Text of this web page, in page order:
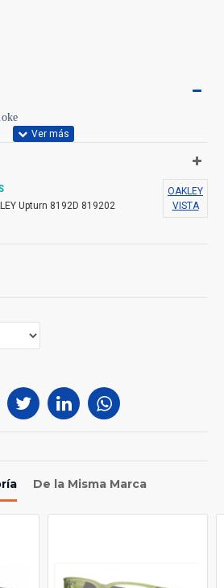
Upturn 8192D 819202
OAKLEY
VISTA
De la Misma Marca